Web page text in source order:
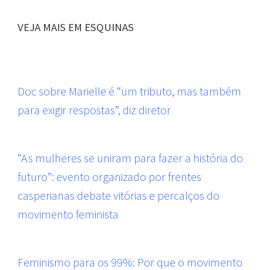
VEJA MAIS EM ESQUINAS
Doc sobre Marielle é “um tributo, mas também
para exigir respostas”, diz diretor
“As mulheres se uniram para fazer a história do
futuro”: evento organizado por frentes
casperianas debate vitórias e percalços do
movimento feminista
Feminismo para os 99%: Por que o movimento